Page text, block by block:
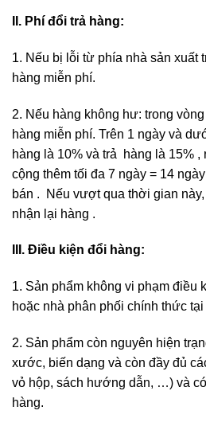
II. Phí đổi trả hàng:
1. Nếu bị lỗi từ phía nhà sản xuất
hàng miễn phí.
2. Nếu hàng không hư: trong
hàng miễn phí. Trên 1 ngày và
hàng là 10% và trả hàng là 15% ,
cộng thêm tối đa 7 ngày = 14
bán . Nếu vượt qua thời gian
nhận lại hàng .
III. Điều kiện đổi hàng:
1. Sản phẩm không vi phạm điều
hoặc nhà phân phối chính thức tại
2. Sản phẩm còn nguyên hiện
xước, biến dạng và còn đầy đủ
vỏ hộp, sách hướng dẫn, …) và
hàng.